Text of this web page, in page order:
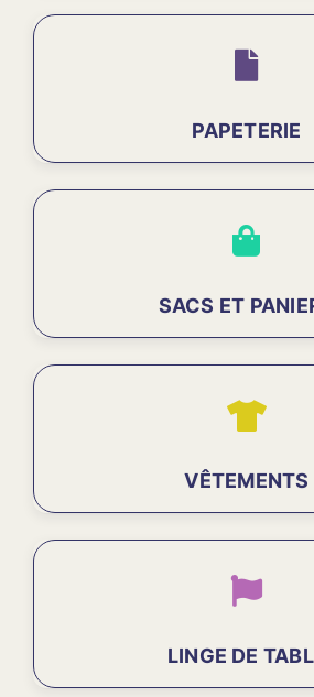
PAPETERIE
SACS ET
VÊTEMENTS
LINGE DE